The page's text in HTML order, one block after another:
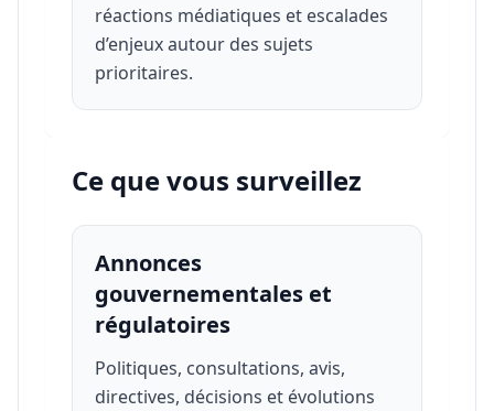
réactions médiatiques et escalades
d’enjeux autour des sujets
prioritaires.
Ce que vous surveillez
Annonces
gouvernementales et
régulatoires
Politiques, consultations, avis,
directives, décisions et évolutions